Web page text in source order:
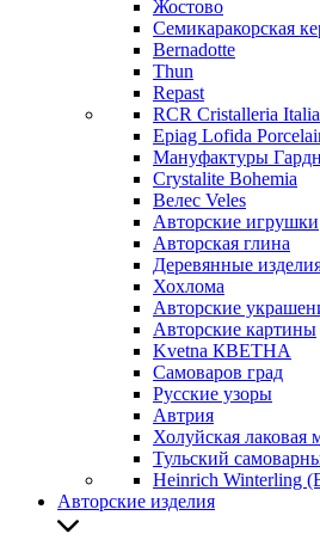
Жостово
Семикаракорская
Bernadotte
Thun
Repast
RCR Cristalleria
Epiag Lofida
Мануфактуры
Crystalite Bohemia
Велес Veles
Авторские игрушки
Авторская глина
Деревянные
Хохлома
Авторские
Авторские картины
Kvetna КВЕТНА
Самоваров град
Русские узоры
Автрия
Холуйская лаковая
Тульский
Heinrich Winterling
Авторские изделия